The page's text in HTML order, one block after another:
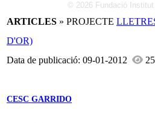
© 2026 Fundació
ARTICLES » PROJECTE
D'OR)
Data de publicació: 09-01-2012
CESC GARRIDO